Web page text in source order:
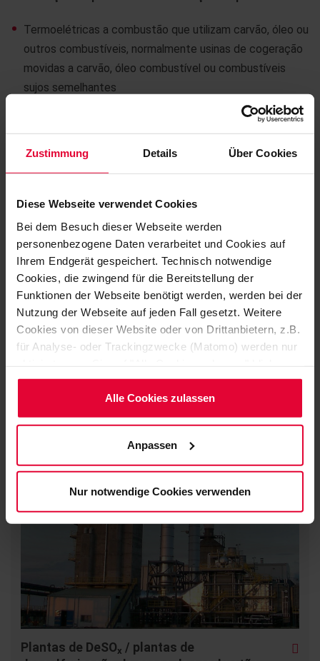
Zustimmung Details Über Cookies
Diese Webseite verwendet Cookies
Bei dem Besuch dieser Webseite werden
personenbezogene Daten verarbeitet und Cookies auf
Ihrem Endgerät gespeichert. Technisch notwendige
Cookies, die zwingend für die Bereitstellung der
Funktionen der Webseite benötigt werden, werden bei der
Nutzung der Webseite auf jeden Fall gesetzt. Weitere
Cookies von dieser Website oder von Drittanbietern, z.B.
für Analyse- oder Trackingzwecke (Matomo) werden nur
Möchten Sie dies nicht, klicken Sie bitte auf "Nur
notwendige Cookies verwenden". Mehr dazu
(einschließlich der Möglichkeit, die Einwilligungserklärung
Cookie-Hinweis(Link im Fuß der Website)
bzw. derDatenschutzerklärung.
Alle Cookies zulassen
Anpassen
Nur notwendige Cookies verwenden
Termoelétricas a combustão que utilizam carvão, óleo ou
outros combustíveis, normalmente usinas de cogeração
movidas a carvão, óleo combustível ou combustíveis
sujos semelhantes
Instalações de incineração para a eliminação/tratamento
térmico de resíduos industriais, instalações de
incineração de resíduos normalmente perigosos,
incineração de escórias, incineração de gases residuais,
reciclagem, usinas de descontaminação de solo, usinas
de descarte de munição, usinas de calcinação, fornos de
cimento, fundições de zinco, usinas de torrefação e
sinterização, etc.
Plantas de processamento químico e petroquímico,
normalmente instalações de produção para matérias-
primas, indústrias cosméticas e farmacêuticas
TECNOLOGIAS
Plantas de DeSOx / plantas de